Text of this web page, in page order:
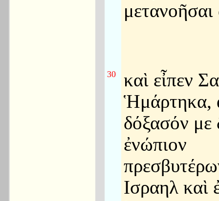
μετανοῆσαι
30
καὶ εἶπεν
Ἡμάρτηκα,
δόξασόν με
ἐνώπιον
Ισραηλ καὶ